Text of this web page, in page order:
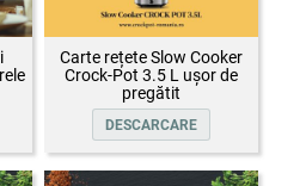
Carte rețete Slow Cooker
Crock-Pot 3.5 L ușor de
pregătit
DESCARCARE